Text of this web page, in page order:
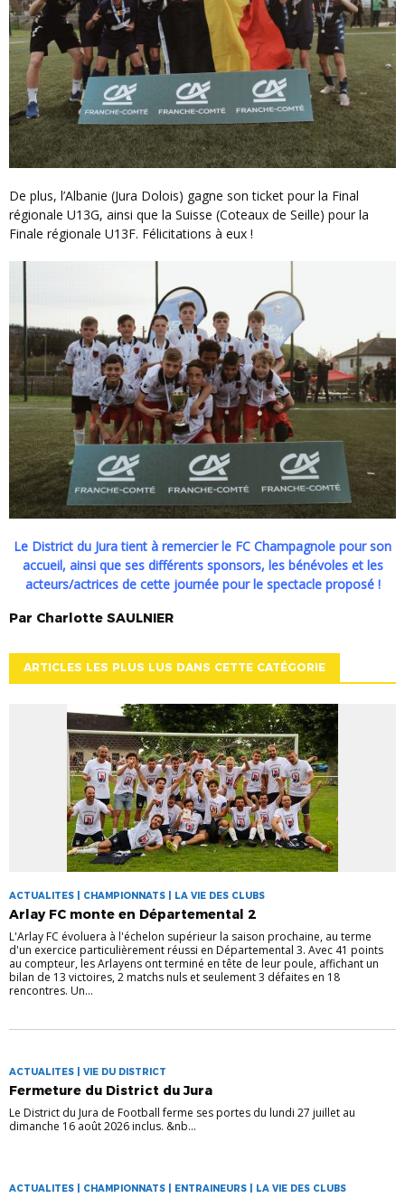
De plus, l’Albanie (Jura Dolois) gagne son ticket pour la Final
régionale U13G, ainsi que la Suisse (Coteaux de Seille) pour la
Finale régionale U13F. Félicitations à eux !
Le District du Jura tient à remercier le FC Champagnole pour son
accueil, ainsi que ses différents sponsors, les bénévoles et les
acteurs/actrices de cette journée pour le spectacle proposé !
Par Charlotte SAULNIER
ARTICLES LES PLUS LUS DANS CETTE CATÉGORIE
ACTUALITES | CHAMPIONNATS | LA VIE DES CLUBS
Arlay FC monte en Départemental 2
L'Arlay FC évoluera à l'échelon supérieur la saison prochaine, au terme
d'un exercice particulièrement réussi en Départemental 3. Avec 41 points
au compteur, les Arlayens ont terminé en tête de leur poule, affichant un
bilan de 13 victoires, 2 matchs nuls et seulement 3 défaites en 18
rencontres. Un...
ACTUALITES | VIE DU DISTRICT
Fermeture du District du Jura
Le District du Jura de Football ferme ses portes du lundi 27 juillet au
dimanche 16 août 2026 inclus. &nb...
ACTUALITES | CHAMPIONNATS | ENTRAINEURS | LA VIE DES CLUBS